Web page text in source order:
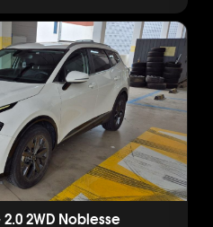
2WD Noblesse